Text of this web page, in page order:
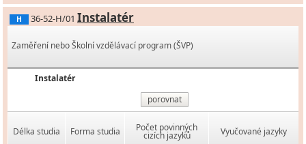
H 36-52-H/01 Instalatér
Zaměření nebo Školní vzdělávací program (ŠVP)
Instalatér
porovnat
Délka studia Forma studia Počet povinných
cizích jazyků Vyučované jazyky